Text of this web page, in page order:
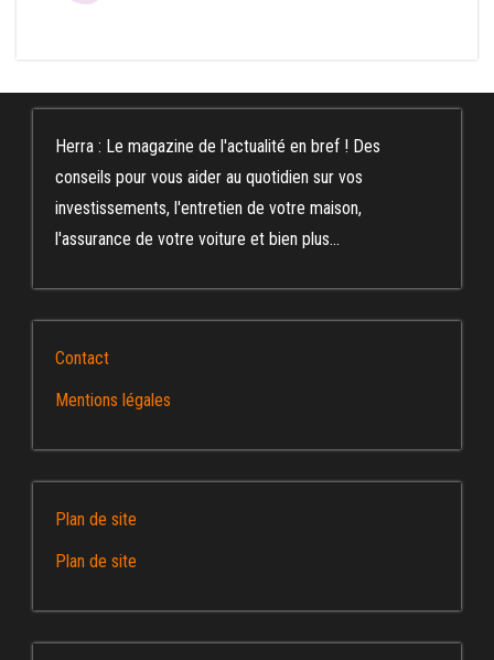
Herra : Le magazine de l'actualité en bref ! Des
conseils pour vous aider au quotidien sur vos
investissements, l'entretien de votre maison,
l'assurance de votre voiture et bien plus...
Contact
Mentions légales
Plan de site
Plan de site